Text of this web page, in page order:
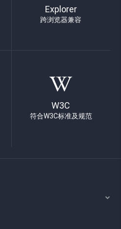
Explorer
跨浏览器兼容
W3C
符合W3C标准及规范